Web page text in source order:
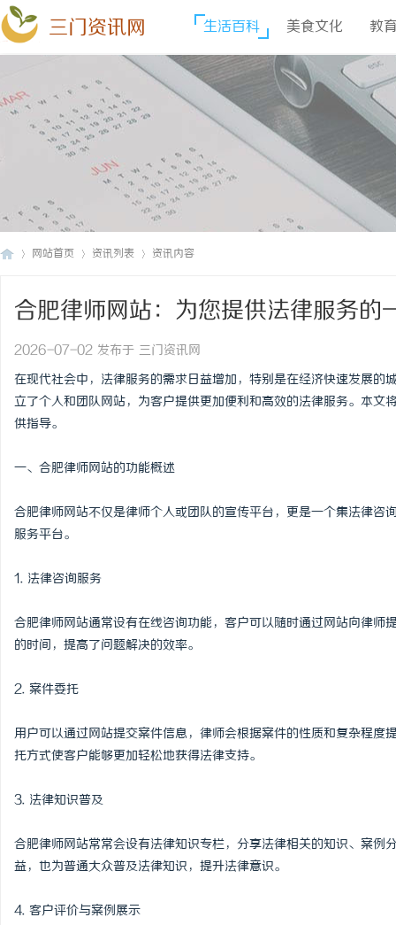
三门资讯网 生活百科 美食文化 教
网站首页 资讯列表 资讯内容
合肥律师网站：为您提供法律服务的
2026-07-02 发布于 三门资讯网
在现代社会中，法律服务的需求日益增加，特别是在经济快速发展
立了个人和团队网站，为客户提供更加便利和高效的法律服务。本
供指导。
一、合肥律师网站的功能概述
合肥律师网站不仅是律师个人或团队的宣传平台，更是一个集法律
服务平台。
1. 法律咨询服务
合肥律师网站通常设有在线咨询功能，客户可以随时通过网站向律
的时间，提高了问题解决的效率。
2. 案件委托
用户可以通过网站提交案件信息，律师会根据案件的性质和复杂程
托方式使客户能够更加轻松地获得法律支持。
3. 法律知识普及
合肥律师网站常常会设有法律知识专栏，分享法律相关的知识、案
益，也为普通大众普及法律知识，提升法律意识。
4. 客户评价与案例展示
哪些行业秘诀？